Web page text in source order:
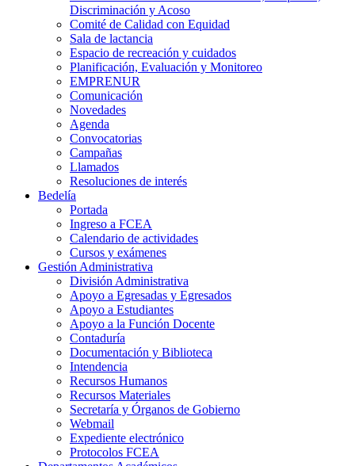
Discriminación y Acoso
Comité de Calidad con Equidad
Sala de lactancia
Espacio de recreación y cuidados
Planificación, Evaluación y Monitoreo
EMPRENUR
Comunicación
Novedades
Agenda
Convocatorias
Campañas
Llamados
Resoluciones de interés
Bedelía
Portada
Ingreso a FCEA
Calendario de actividades
Cursos y exámenes
Gestión Administrativa
División Administrativa
Apoyo a Egresadas y Egresados
Apoyo a Estudiantes
Apoyo a la Función Docente
Contaduría
Documentación y Biblioteca
Intendencia
Recursos Humanos
Recursos Materiales
Secretaría y Órganos de Gobierno
Webmail
Expediente electrónico
Protocolos FCEA